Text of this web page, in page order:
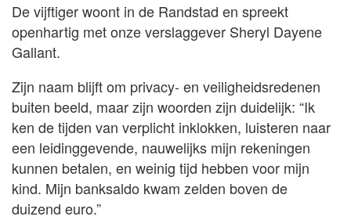
De vijftiger woont in de Randstad en spreekt
openhartig met onze verslaggever Sheryl Dayene
Gallant.
Zijn naam blijft om privacy- en veiligheidsredenen
buiten beeld, maar zijn woorden zijn duidelijk: “Ik
ken de tijden van verplicht inklokken, luisteren naar
een leidinggevende, nauwelijks mijn rekeningen
kunnen betalen, en weinig tijd hebben voor mijn
kind. Mijn banksaldo kwam zelden boven de
duizend euro.”